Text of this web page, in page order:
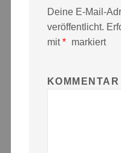
Deine E-Mail-
veröffentlicht.
mit* markiert
KOMMENTAR